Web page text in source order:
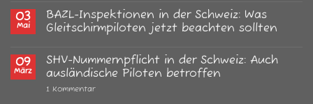
zu
HYPERAIRTEX:
neue
alte
Materialprobleme
03
Mai
BAZL-Inspektionen in der Schweiz: Was
Gleitschirmpiloten jetzt beachten sollten
zu
BAZL-
Inspektionen
in
09
März
SHV-Nummernpflicht in der Schweiz: Auch
ausländische Piloten betroffen
1 Kommentarzu